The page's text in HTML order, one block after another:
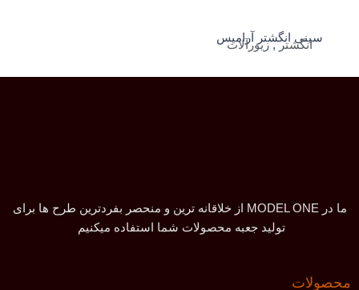
سینی انگشتر آرامیس
انگشتر, زیورآلات
ما در MODEL ONE از خلاقانه ترین و منحصر بفردترین طرح ها برای
تولید جعبه محصولات شما استفاده میکنیم
محصولات